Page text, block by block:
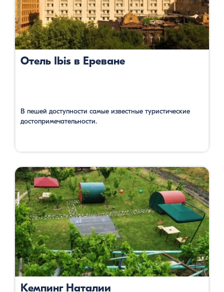
Отель Ibis в Ереване
В пешей доступности самые известные туристические
достопримечательности.
Кемпинг Наталии